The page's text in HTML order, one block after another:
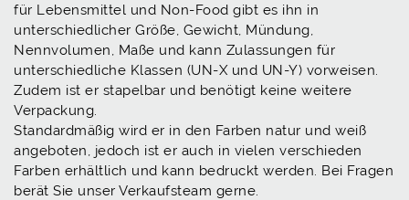
für Lebensmittel und Non-Food gibt es ihn in
unterschiedlicher Größe, Gewicht, Mündung,
Nennvolumen, Maße und kann Zulassungen für
unterschiedliche Klassen (UN-X und UN-Y) vorweisen.
Zudem ist er stapelbar und benötigt keine weitere
Verpackung.
Standardmäßig wird er in den Farben natur und weiß
angeboten, jedoch ist er auch in vielen verschieden
Farben erhältlich und kann bedruckt werden. Bei Fragen
berät Sie unser Verkaufsteam gerne.